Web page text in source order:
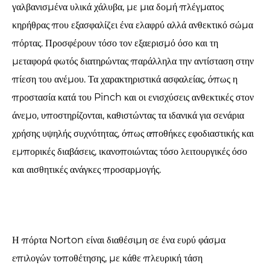
γαλβανισμένα υλικά χάλυβα, με μια δομή πλέγματος
κηρήθρας που εξασφαλίζει ένα ελαφρύ αλλά ανθεκτικό σώμα
πόρτας. Προσφέρουν τόσο τον εξαερισμό όσο και τη
μεταφορά φωτός διατηρώντας παράλληλα την αντίσταση στην
πίεση του ανέμου. Τα χαρακτηριστικά ασφαλείας, όπως η
προστασία κατά του Pinch και οι ενισχύσεις ανθεκτικές στον
άνεμο, υποστηρίζονται, καθιστώντας τα ιδανικά για σενάρια
χρήσης υψηλής συχνότητας, όπως αποθήκες εφοδιαστικής και
εμπορικές διαβάσεις, ικανοποιώντας τόσο λειτουργικές όσο
και αισθητικές ανάγκες προσαρμογής.
Η πόρτα Norton είναι διαθέσιμη σε ένα ευρύ φάσμα
επιλογών τοποθέτησης, με κάθε πλευρική τάση